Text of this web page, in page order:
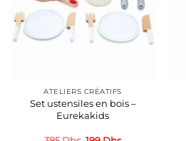
ATELIERS CRÉATIFS
Set ustensiles en bois –
Eurekakids